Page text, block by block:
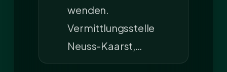
wenden.
Vermittlungsstelle
Neuss-Kaarst,…